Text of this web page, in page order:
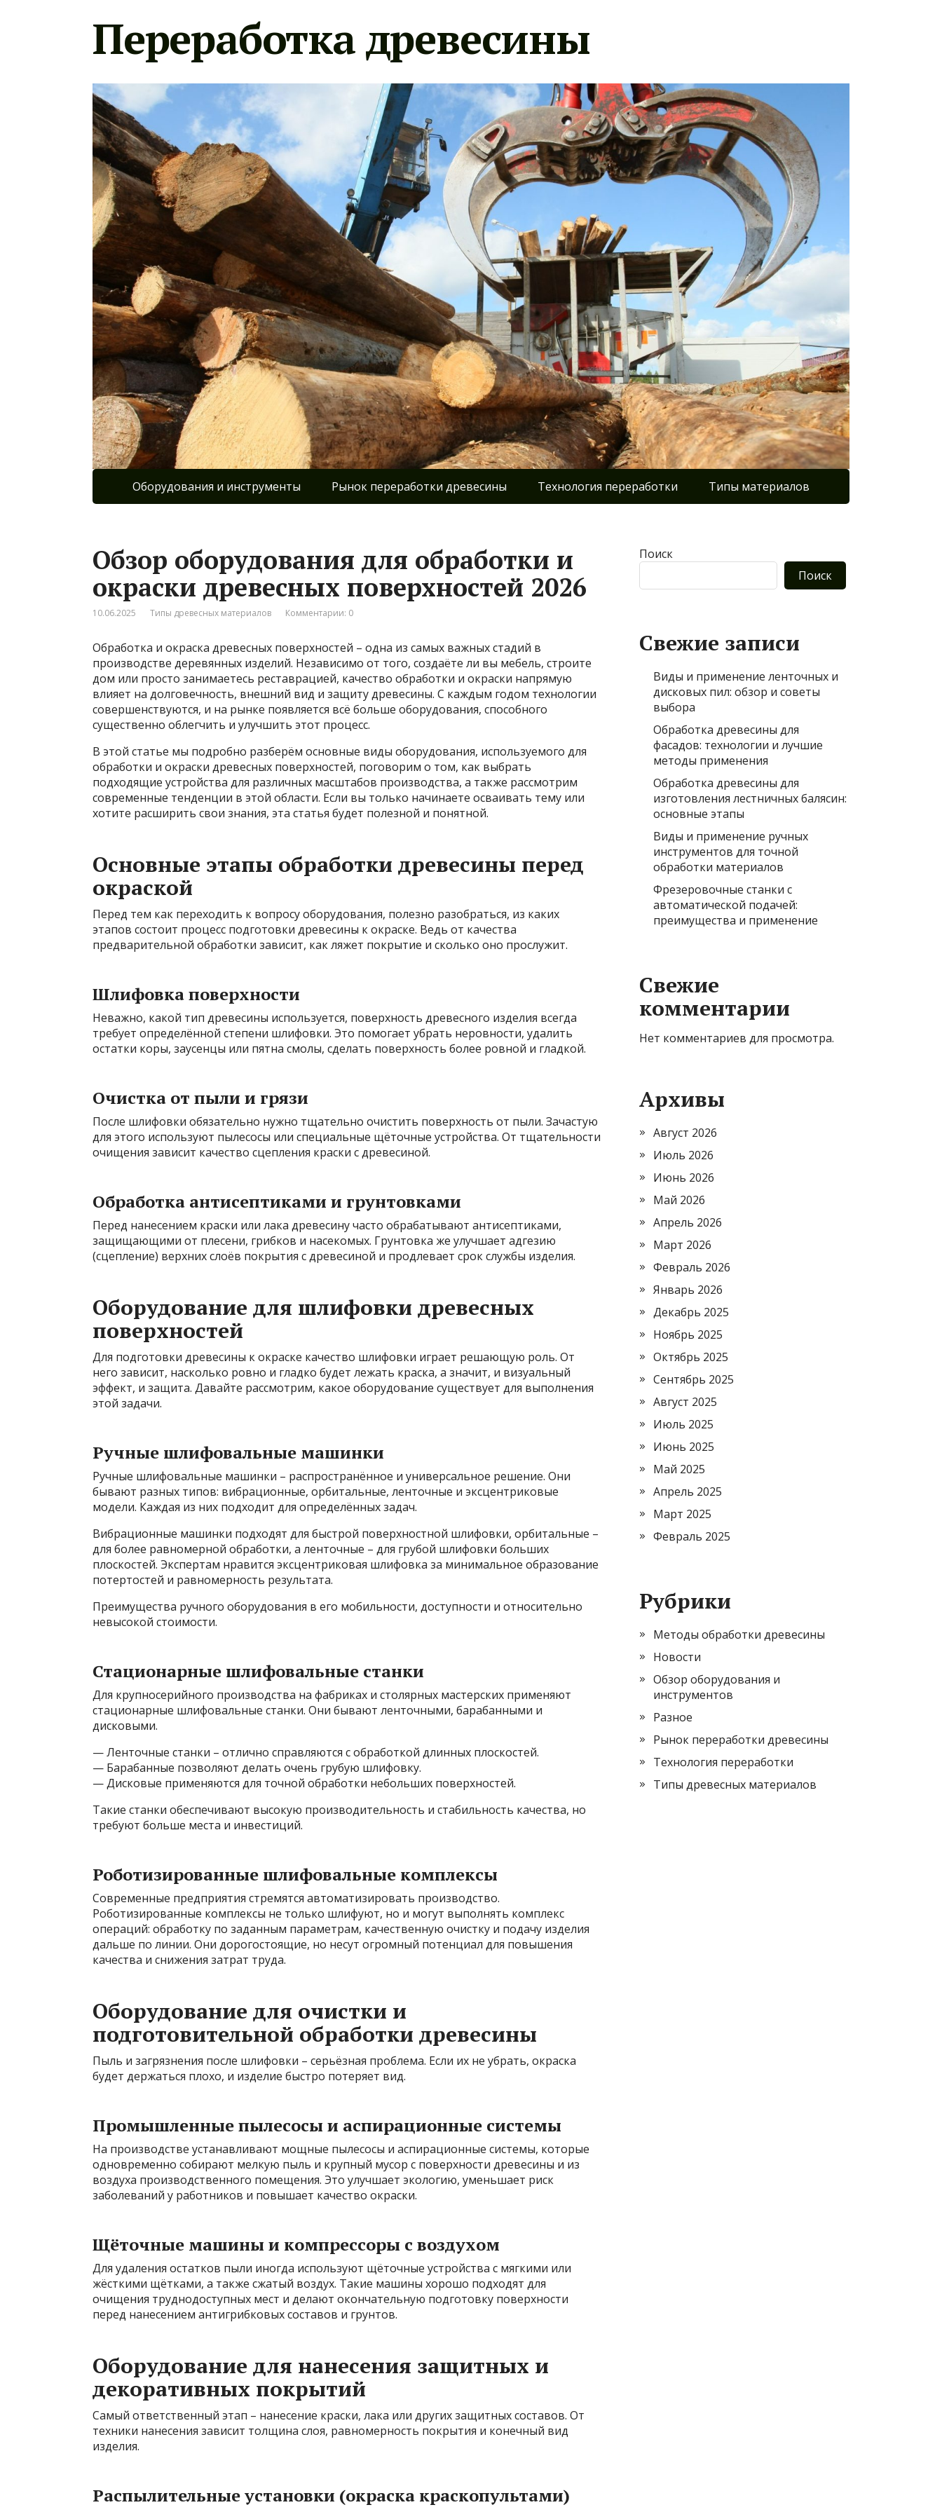
Переработка древесины
Оборудования и инструменты Рынок переработки древесины Технология переработки Типы материалов
Обзор оборудования для обработки и
окраски древесных поверхностей 2026
10.06.2025 Типы древесных материалов Комментарии: 0
Обработка и окраска древесных поверхностей – одна из самых важных стадий в
производстве деревянных изделий. Независимо от того, создаёте ли вы мебель, строите
дом или просто занимаетесь реставрацией, качество обработки и окраски напрямую
влияет на долговечность, внешний вид и защиту древесины. С каждым годом технологии
совершенствуются, и на рынке появляется всё больше оборудования, способного
существенно облегчить и улучшить этот процесс.
В этой статье мы подробно разберём основные виды оборудования, используемого для
обработки и окраски древесных поверхностей, поговорим о том, как выбрать
подходящие устройства для различных масштабов производства, а также рассмотрим
современные тенденции в этой области. Если вы только начинаете осваивать тему или
хотите расширить свои знания, эта статья будет полезной и понятной.
Основные этапы обработки древесины перед
окраской
Перед тем как переходить к вопросу оборудования, полезно разобраться, из каких
этапов состоит процесс подготовки древесины к окраске. Ведь от качества
предварительной обработки зависит, как ляжет покрытие и сколько оно прослужит.
Шлифовка поверхности
Неважно, какой тип древесины используется, поверхность древесного изделия всегда
требует определённой степени шлифовки. Это помогает убрать неровности, удалить
остатки коры, заусенцы или пятна смолы, сделать поверхность более ровной и гладкой.
Очистка от пыли и грязи
После шлифовки обязательно нужно тщательно очистить поверхность от пыли. Зачастую
для этого используют пылесосы или специальные щёточные устройства. От тщательности
очищения зависит качество сцепления краски с древесиной.
Обработка антисептиками и грунтовками
Перед нанесением краски или лака древесину часто обрабатывают антисептиками,
защищающими от плесени, грибков и насекомых. Грунтовка же улучшает адгезию
(сцепление) верхних слоёв покрытия с древесиной и продлевает срок службы изделия.
Оборудование для шлифовки древесных
поверхностей
Для подготовки древесины к окраске качество шлифовки играет решающую роль. От
него зависит, насколько ровно и гладко будет лежать краска, а значит, и визуальный
эффект, и защита. Давайте рассмотрим, какое оборудование существует для выполнения
этой задачи.
Ручные шлифовальные машинки
Ручные шлифовальные машинки – распространённое и универсальное решение. Они
бывают разных типов: вибрационные, орбитальные, ленточные и эксцентриковые
модели. Каждая из них подходит для определённых задач.
Вибрационные машинки подходят для быстрой поверхностной шлифовки, орбитальные –
для более равномерной обработки, а ленточные – для грубой шлифовки больших
плоскостей. Экспертам нравится эксцентриковая шлифовка за минимальное образование
потертостей и равномерность результата.
Преимущества ручного оборудования в его мобильности, доступности и относительно
невысокой стоимости.
Стационарные шлифовальные станки
Для крупносерийного производства на фабриках и столярных мастерских применяют
стационарные шлифовальные станки. Они бывают ленточными, барабанными и
дисковыми.
— Ленточные станки – отлично справляются с обработкой длинных плоскостей.
— Барабанные позволяют делать очень грубую шлифовку.
— Дисковые применяются для точной обработки небольших поверхностей.
Такие станки обеспечивают высокую производительность и стабильность качества, но
требуют больше места и инвестиций.
Роботизированные шлифовальные комплексы
Современные предприятия стремятся автоматизировать производство.
Роботизированные комплексы не только шлифуют, но и могут выполнять комплекс
операций: обработку по заданным параметрам, качественную очистку и подачу изделия
дальше по линии. Они дорогостоящие, но несут огромный потенциал для повышения
качества и снижения затрат труда.
Оборудование для очистки и
подготовительной обработки древесины
Пыль и загрязнения после шлифовки – серьёзная проблема. Если их не убрать, окраска
будет держаться плохо, и изделие быстро потеряет вид.
Промышленные пылесосы и аспирационные системы
На производстве устанавливают мощные пылесосы и аспирационные системы, которые
одновременно собирают мелкую пыль и крупный мусор с поверхности древесины и из
воздуха производственного помещения. Это улучшает экологию, уменьшает риск
заболеваний у работников и повышает качество окраски.
Щёточные машины и компрессоры с воздухом
Для удаления остатков пыли иногда используют щёточные устройства с мягкими или
жёсткими щётками, а также сжатый воздух. Такие машины хорошо подходят для
очищения труднодоступных мест и делают окончательную подготовку поверхности
перед нанесением антигрибковых составов и грунтов.
Оборудование для нанесения защитных и
декоративных покрытий
Самый ответственный этап – нанесение краски, лака или других защитных составов. От
техники нанесения зависит толщина слоя, равномерность покрытия и конечный вид
изделия.
Распылительные установки (окраска краскопультами)
Поиск
Поиск
Свежие записи
Виды и применение ленточных и
дисковых пил: обзор и советы
выбора
Обработка древесины для
фасадов: технологии и лучшие
методы применения
Обработка древесины для
изготовления лестничных балясин:
основные этапы
Виды и применение ручных
инструментов для точной
обработки материалов
Фрезеровочные станки с
автоматической подачей:
преимущества и применение
Свежие
комментарии
Нет комментариев для просмотра.
Архивы
Август 2026
Июль 2026
Июнь 2026
Май 2026
Апрель 2026
Март 2026
Февраль 2026
Январь 2026
Декабрь 2025
Ноябрь 2025
Октябрь 2025
Сентябрь 2025
Август 2025
Июль 2025
Июнь 2025
Май 2025
Апрель 2025
Март 2025
Февраль 2025
Рубрики
Методы обработки древесины
Новости
Обзор оборудования и
инструментов
Разное
Рынок переработки древесины
Технология переработки
Типы древесных материалов